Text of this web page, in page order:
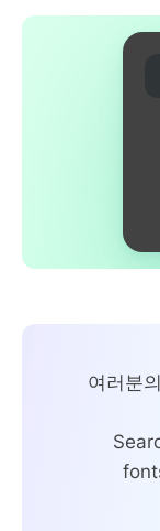
여러분